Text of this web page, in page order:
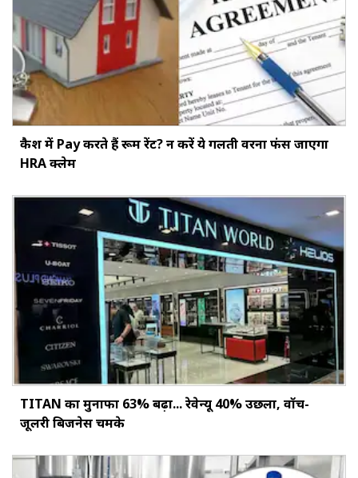
कैश में Pay करते हैं रूम रेंट? न करें ये गलती वरना फंस जाएगा
HRA क्लेम
TITAN का मुनाफा 63% बढ़ा... रेवेन्यू 40% उछला, वॉच-
जूलरी बिजनेस चमके